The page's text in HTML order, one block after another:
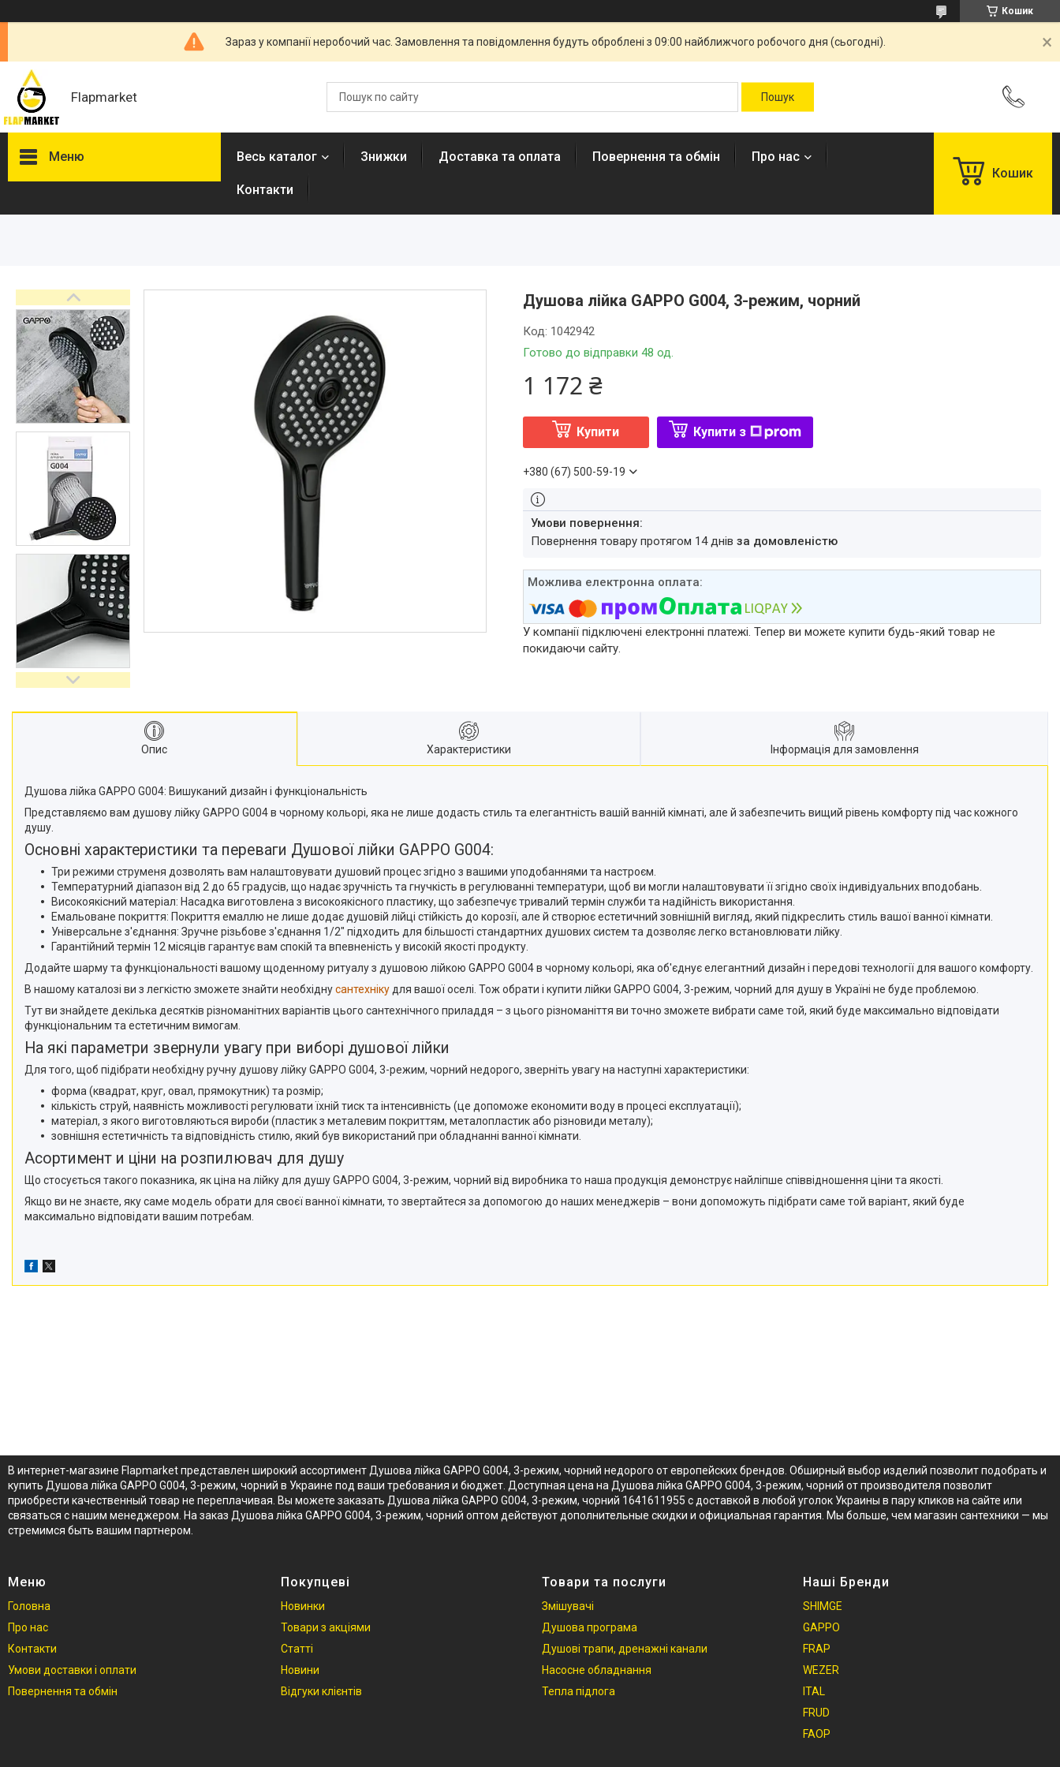
Кошик
Зараз у компанії неробочий час. Замовлення та повідомлення будуть оброблені з 09:00 найближчого робочого дня (сьогодні).
Flapmarket
Меню
Душові трапи, дренажні
канали
Аксесуари для ванної
кімнати
Запчастини та комплектуючі
Гнучкі шланги (підведення)
Кухонні мийки
Рушникосушарки
Матеріали для влаштування
теплої підлоги
Запірно-регулююча
арматура
Фільтри для води
Насосне обладнання
Інструмент
Пакувальні сантехнічні
Весь каталог Знижки Доставка та оплата Повернення та обмін Про нас
Контакти
Кошик
Душова лійка GAPPO G004, 3-режим, чорний
Готово до відправки 48 од.
Код: 1042942
1 172 ₴
Купити Купити з
+380 (67) 500-59-19
повернення товару протягом 14 днів за домовленістю
У компанії підключені електронні платежі. Тепер ви можете купити будь-який товар не
покидаючи сайту.
Опис Характеристики Інформація для замовлення
Душова лійка GAPPO G004: Вишуканий дизайн і функціональність
Представляємо вам душову лійку GAPPO G004 в чорному кольорі, яка не лише додасть стиль та елегантність вашій ванній кімнаті, але й забезпечить вищий рівень комфорту під час кожного
душу.
Основні характеристики та переваги Душової лійки GAPPO G004:
Три режими струменя дозволять вам налаштовувати душовий процес згідно з вашими уподобаннями та настроєм.
Температурний діапазон від 2 до 65 градусів, що надає зручність та гнучкість в регулюванні температури, щоб ви могли налаштовувати її згідно своїх індивідуальних вподобань.
Високоякісний матеріал: Насадка виготовлена з високоякісного пластику, що забезпечує тривалий термін служби та надійність використання.
Емальоване покриття: Покриття емаллю не лише додає душовій лійці стійкість до корозії, але й створює естетичний зовнішній вигляд, який підкреслить стиль вашої ванної кімнати.
Універсальне з'єднання: Зручне різьбове з'єднання 1/2" підходить для більшості стандартних душових систем та дозволяє легко встановлювати лійку.
Гарантійний термін 12 місяців гарантує вам спокій та впевненість у високій якості продукту.
Додайте шарму та функціональності вашому щоденному ритуалу з душовою лійкою GAPPO G004 в чорному кольорі, яка об'єднує елегантний дизайн і передові технології для вашого комфорту.
В нашому каталозі ви з легкістю зможете знайти необхіднусантехніку для вашої оселі. Тож обрати і купити лійки GAPPO G004, 3-режим, чорний для душу в Україні не буде проблемою.
Тут ви знайдете декілька десятків різноманітних варіантів цього сантехнічного приладдя – з цього різноманіття ви точно зможете вибрати саме той, який буде максимально відповідати
функціональним та естетичним вимогам.
На які параметри звернули увагу при виборі душової лійки
Для того, щоб підібрати необхідну ручну душову лійку GAPPO G004, 3-режим, чорний недорого, зверніть увагу на наступні характеристики:
форма (квадрат, круг, овал, прямокутник) та розмір;
кількість струй, наявність можливості регулювати їхній тиск та інтенсивність (це допоможе економити воду в процесі експлуатації);
матеріал, з якого виготовляються вироби (пластик з металевим покриттям, металопластик або різновиди металу);
зовнішня естетичність та відповідність стилю, який був використаний при обладнанні ванної кімнати.
Асортимент и ціни на розпилювач для душу
Що стосується такого показника, як ціна на лійку для душу GAPPO G004, 3-режим, чорний від виробника то наша продукція демонструє найліпше співвідношення ціни та якості.
Якщо ви не знаєте, яку саме модель обрати для своєї ванної кімнати, то звертайтеся за допомогою до наших менеджерів – вони допоможуть підібрати саме той варіант, який буде
максимально відповідати вашим потребам.
В интернет-магазине Flapmarket представлен широкий ассортимент Душова лійка GAPPO G004, 3-режим, чорний недорого от европейских брендов. Обширный выбор изделий позволит подобрать и
купить Душова лійка GAPPO G004, 3-режим, чорний в Украине под ваши требования и бюджет. Доступная цена на Душова лійка GAPPO G004, 3-режим, чорний от производителя позволит
приобрести качественный товар не переплачивая. Вы можете заказать Душова лійка GAPPO G004, 3-режим, чорний 1641611955 с доставкой в любой уголок Украины в пару кликов на сайте или
связаться с нашим менеджером. На заказ Душова лійка GAPPO G004, 3-режим, чорний оптом действуют дополнительные скидки и официальная гарантия. Мы больше, чем магазин сантехники — мы
стремимся быть вашим партнером.
Меню
Головна
Про нас
Контакти
Умови доставки і оплати
Повернення та обмін
Покупцеві
Новинки
Товари з акціями
Статті
Новини
Відгуки клієнтів
Товари та послуги
Змішувачі
Душова програма
Душові трапи, дренажні канали
Насосне обладнання
Тепла підлога
Наші Бренди
SHIMGE
GAPPO
FRAP
WEZER
ITAL
FRUD
FAOP